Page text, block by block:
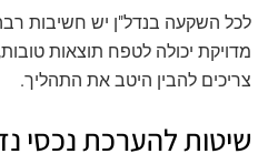
לכל השקעה בנדל"ן יש חשיבות
מדויקת יכולה לטפח תוצאות
צריכים להבין היטב את התהליך.
שיטות להערכת נכסי